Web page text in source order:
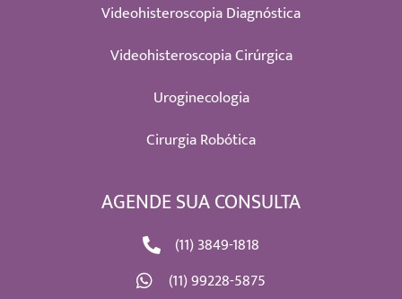
Videohisteroscopia Diagnóstica
Videohisteroscopia Cirúrgica
Uroginecologia
Cirurgia Robótica
AGENDE SUA CONSULTA
(11) 3849-1818
(11) 99228-5875